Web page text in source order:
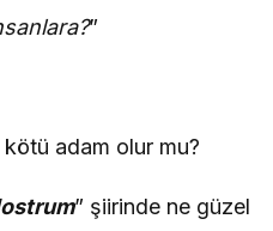
”
adam olur mu?
” şiirinde ne güzel